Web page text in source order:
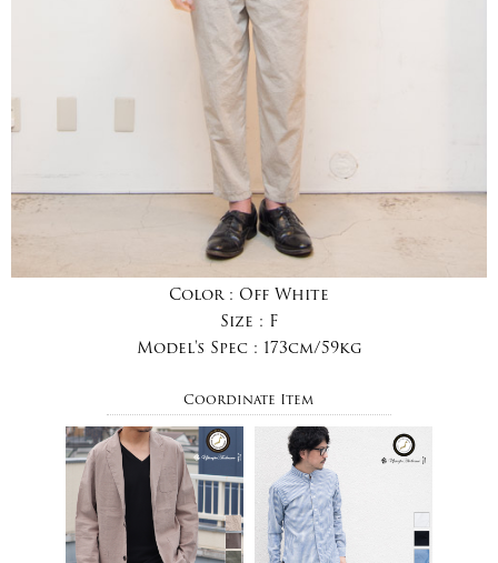
Color : Off White
Size : F
Model's Spec : 173cm/59kg
Coordinate Item